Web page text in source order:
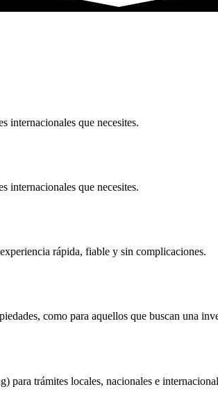
internacionales que necesites.
internacionales que necesites.
rápida, fiable y sin complicaciones.
como para aquellos que buscan una
para trámites locales, nacionales e